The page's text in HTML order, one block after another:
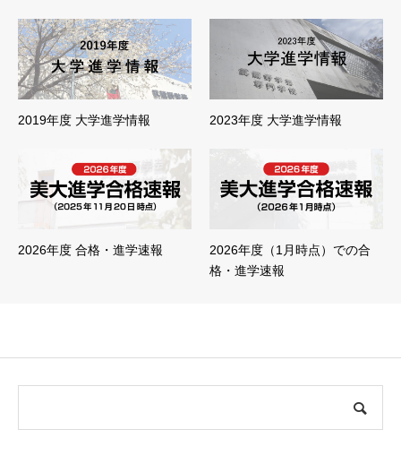
2019年度 大学進学情報 2023年度 大学進学情報
2026年度 合格・進学速報
2026年度（1月時点）での合
格・進学速報